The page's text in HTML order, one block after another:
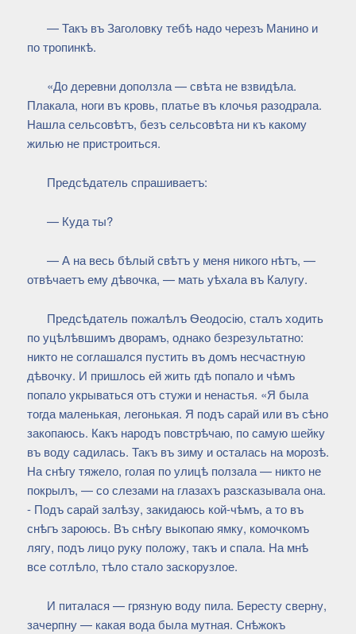
— Такъ въ Заголовку тебѣ надо черезъ Манино и
по тропинкѣ.
«До деревни доползла — свѣта не взвидѣла.
Плакала, ноги въ кровь, платье въ клочья разодрала.
Нашла сельсовѣтъ, безъ сельсовѣта ни къ какому
жилью не пристроиться.
Предсѣдатель спрашиваетъ:
— Куда ты?
— А на весь бѣлый свѣтъ у меня никого нѣтъ, —
отвѣчаетъ ему дѣвочка, — мать уѣхала въ Калугу.
Предсѣдатель пожалѣлъ Ѳеодосію, сталъ ходить
по уцѣлѣвшимъ дворамъ, однако безрезультатно:
никто не соглашался пустить въ домъ несчастную
дѣвочку. И пришлось ей жить гдѣ попало и чѣмъ
попало укрываться отъ стужи и ненастья. «Я была
тогда маленькая, легонькая. Я подъ сарай или въ сѣно
закопаюсь. Какъ народъ повстрѣчаю, по самую шейку
въ воду садилась. Такъ въ зиму и осталась на морозѣ.
На снѣгу тяжело, голая по улицѣ ползала — никто не
покрылъ, — со слезами на глазахъ разсказывала она.
- Подъ сарай залѣзу, закидаюсь кой-чѣмъ, а то въ
снѣгъ зароюсь. Въ снѣгу выкопаю ямку, комочкомъ
лягу, подъ лицо руку положу, такъ и спала. На мнѣ
все сотлѣло, тѣло стало заскорузлое.
И питалася — грязную воду пила. Бересту сверну,
зачерпну — какая вода была мутная. Снѣжокъ